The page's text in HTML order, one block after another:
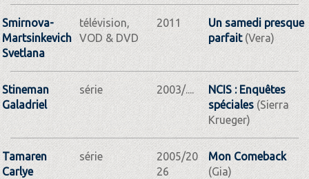
Smirnova-
Martsinkevich
Svetlana
télévision,
VOD & DVD
2011
Un samedi presque
parfait(Vera)
Stineman
Galadriel
série 2003/....
NCIS : Enquêtes
spéciales(Sierra
Krueger)
Tamaren
Carlye
série
2005/20
26
Mon Comeback
(Gia)